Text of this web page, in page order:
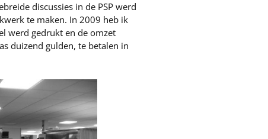
discussies in de PSP werd
te maken. In 2009 heb ik
werd gedrukt en de omzet
duizend gulden, te betalen in